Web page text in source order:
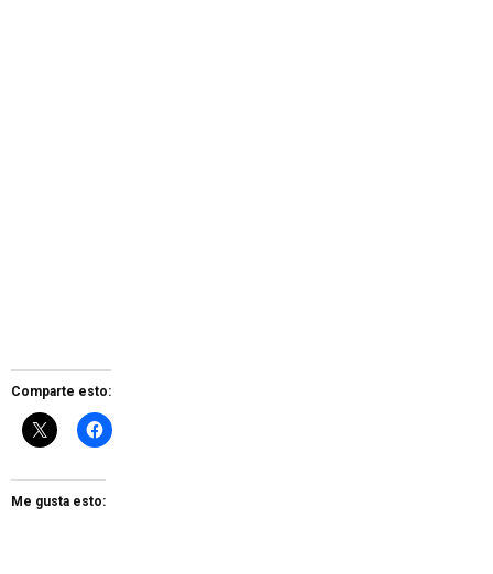
Comparte esto:
Me gusta esto: